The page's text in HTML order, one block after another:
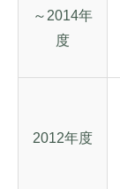
～2014年
度
2012年度